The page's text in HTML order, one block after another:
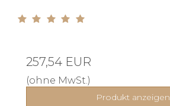
257,54 EUR
(ohne MwSt.)
Produkt anzeigen